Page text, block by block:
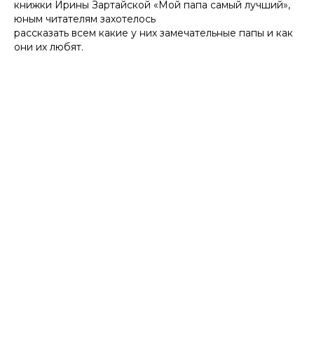
книжки Ирины Зартайской «Мой папа самый лучший»,
юным читателям захотелось
рассказать всем какие у них замечательные папы и как
они их любят.